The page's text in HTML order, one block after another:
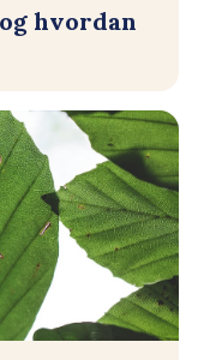
hvordan